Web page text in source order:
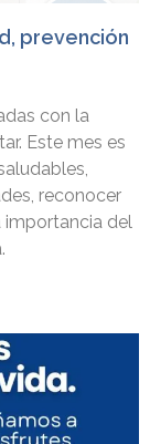
prevención
con la
Este mes es
reconocer
importancia del